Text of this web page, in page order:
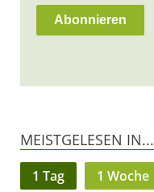
MEISTGELESEN IN...
1 Tag 1 Woche